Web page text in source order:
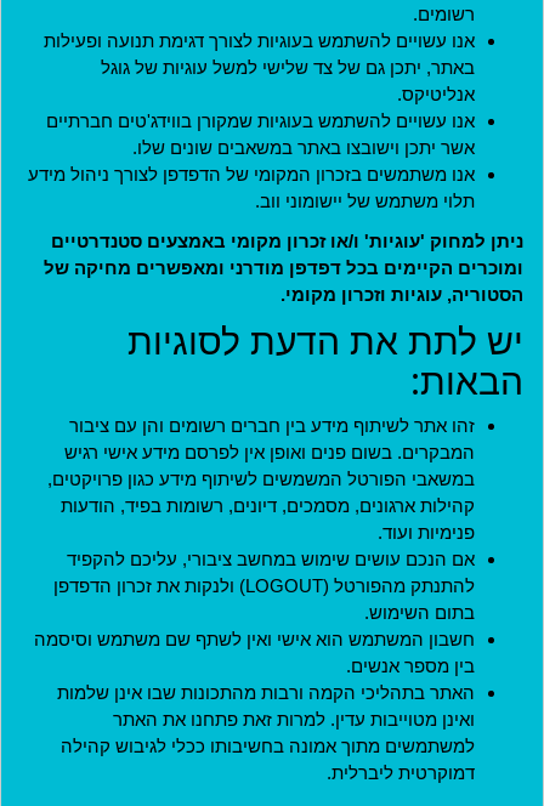
רשומים.
אנו עשויים להשתמש בעוגיות לצורך דגימת תנועה ופעילות
באתר, יתכן גם של צד שלישי למשל עוגיות של גוגל
אנליטיקס.
אנו עשויים להשתמש בעוגיות שמקורן בווידג'טים חברתיים
אשר יתכן וישובצו באתר במשאבים שונים שלו.
אנו משתמשים בזכרון המקומי של הדפדפן לצורך ניהול מידע
תלוי משתמש של יישומוני ווב.
ניתן למחוק 'עוגיות' ו/או זכרון מקומי באמצעים סטנדרטיים
ומוכרים הקיימים בכל דפדפן מודרני ומאפשרים מחיקה של
הסטוריה, עוגיות וזכרון מקומי.
יש לתת את הדעת לסוגיות
הבאות:
זהו אתר לשיתוף מידע בין חברים רשומים והן עם ציבור
המבקרים. בשום פנים ואופן אין לפרסם מידע אישי רגיש
במשאבי הפורטל המשמשים לשיתוף מידע כגון פרויקטים,
קהילות ארגונים, מסמכים, דיונים, רשומות בפיד, הודעות
פנימיות ועוד.
אם הנכם עושים שימוש במחשב ציבורי, עליכם להקפיד
להתנתק מהפורטל (LOGOUT) ולנקות את זכרון הדפדפן
בתום השימוש.
חשבון המשתמש הוא אישי ואין לשתף שם משתמש וסיסמה
בין מספר אנשים.
האתר בתהליכי הקמה ורבות מהתכונות שבו אינן שלמות
ואינן מטוייבות עדין. למרות זאת פתחנו את האתר
למשתמשים מתוך אמונה בחשיבותו ככלי לגיבוש קהילה
דמוקרטית ליברלית.
יישומון (בטא)
מדיניות
תקנון חברות במועדון
תקנון ארגונים שותפים
תנאי שימוש
מדיניות פרטיות
הצהרת נגישות
ארגונים שותפים
האתר נבנה בהתנדבות על ידי
אנשים ליברליים כמוכם בהובלת:
יצירת קשר